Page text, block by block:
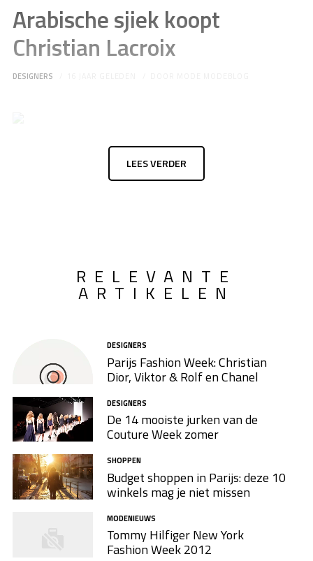
Arabische sjiek koopt
Christian Lacroix
DESIGNERS
LEES VERDER
RELEVANTE
ARTIKELEN
DESIGNERS
Parijs Fashion Week: Christian
Dior, Viktor & Rolf en Chanel
DESIGNERS
De 14 mooiste jurken van de
Couture Week zomer
SHOPPEN
Budget shoppen in Parijs: deze 10
winkels mag je niet missen
MODENIEUWS
Tommy Hilfiger New York
Fashion Week 2012